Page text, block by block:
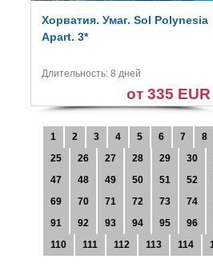
Хорватия. Умаг. Sol Polynesia
Apart. 3*
Длительность: 8 дней
от 335 EUR
1 2 3 4 5 6 7 8
25
26 27 28 29 30
47
48 49 50 51 52
69
70 71 72 73 74
91
92 93 94 95 96
110
111 112 113 114